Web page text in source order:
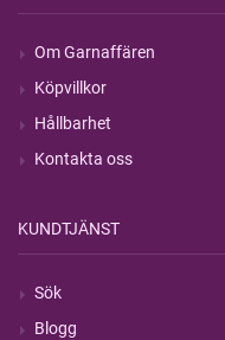
Om Garnaffären
Köpvillkor
Hållbarhet
Kontakta oss
KUNDTJÄNST
Sök
Blogg